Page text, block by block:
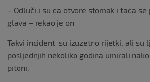
– Odlučili su da otvore stomak i tada se
glava – rekao je on.
Takvi incidenti su izuzetno rijetki, ali su
posljednjih nekoliko godina umirali
pitoni.